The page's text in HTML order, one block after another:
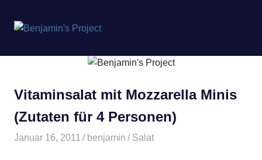
springen
Project
Vitaminsalat mit Mozzarella Minis
(Zutaten für 4 Personen)
Januar 16, 2011 benjamin Salat